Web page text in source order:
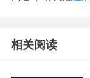
相关阅读